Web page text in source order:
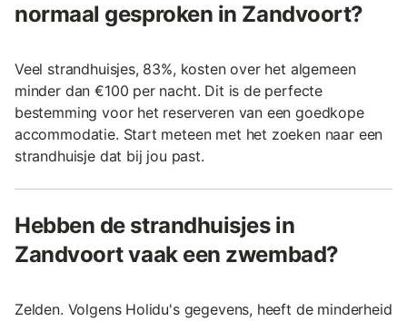
normaal gesproken in Zandvoort?
Veel strandhuisjes, 83%, kosten over het algemeen
minder dan €100 per nacht. Dit is de perfecte
bestemming voor het reserveren van een goedkope
accommodatie. Start meteen met het zoeken naar een
strandhuisje dat bij jou past.
Hebben de strandhuisjes in
Zandvoort vaak een zwembad?
Zelden. Volgens Holidu's gegevens, heeft de minderheid